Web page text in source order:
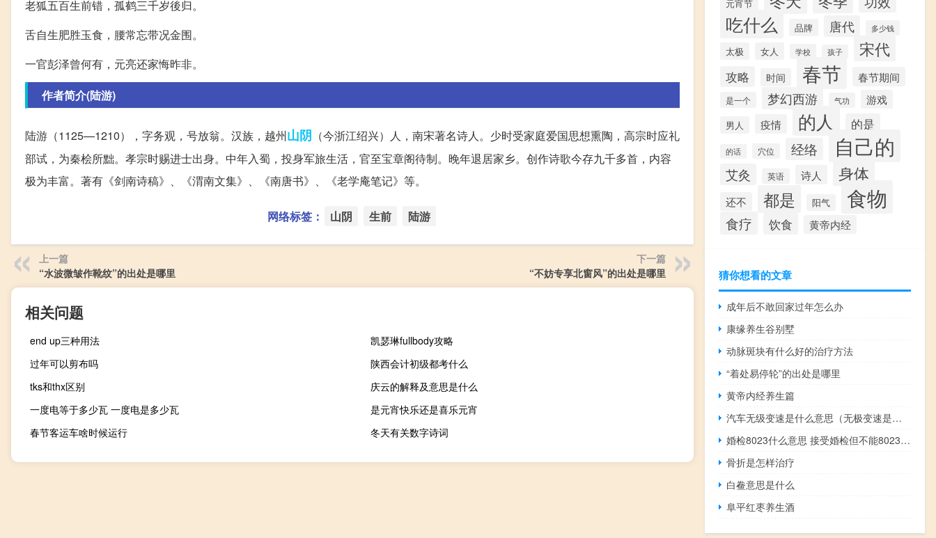
老狐五百生前错，孤鹤三千岁後归。
舌自生肥胜玉食，腰常忘带况金围。
一官彭泽曾何有，元亮还家悔昨非。
作者简介(陆游)
陆游（1125—1210），字务观，号放翁。汉族，越州山阴 （今浙江绍兴）人，南宋著名诗人。少时受家庭爱国思想熏陶，高宗时应礼
部试，为秦桧所黜。孝宗时赐进士出身。中年入蜀，投身军旅生活，官至宝章阁待制。晚年退居家乡。创作诗歌今存九千多首，内容
极为丰富。著有《剑南诗稿》、《渭南文集》、《南唐书》、《老学庵笔记》等。
网络标签： 山阴 生前 陆游
上一篇
“水波微皱作靴纹”的出处是哪里
下一篇
“不妨专享北窗风”的出处是哪里
相关问题
end up三种用法
凯瑟琳fullbody攻略
过年可以剪布吗
陕西会计初级都考什么
tks和thx区别
庆云的解释及意思是什么
一度电等于多少瓦 一度电是多少瓦
是元宵快乐还是喜乐元宵
春节客运车啥时候运行
冬天有关数字诗词
元宵节
吃什么 品牌 唐代 多少钱
太极 女人 学校 孩子 宋代
攻略 时间 春节 春节期间
是一个 梦幻西游 气功 游戏
男人 疫情 的人 的是
的话 穴位 经络 自己的
艾灸 英语 诗人 身体
还不 都是 阳气 食物
食疗 饮食 黄帝内经
猜你想看的文章
成年后不敢回家过年怎么办
康缘养生谷别墅
动脉斑块有什么好的治疗方法
“着处易停轮”的出处是哪里
黄帝内经养生篇
汽车无级变速是什么意思（无极变速是什么意思）
婚检8023什么意思 接受婚检但不能8023?什么梗
骨折是怎样治疗
白鲞意思是什么
阜平红枣养生酒